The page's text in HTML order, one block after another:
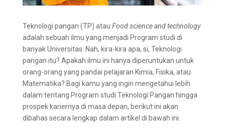
Teknologi pangan (TP) atau Food science and technology
adalah sebuah ilmu yang menjadi Program studi di
banyak Universitas. Nah, kira-kira apa, si, Teknologi
pangan itu? Apakah ilmu ini hanya diperuntukan untuk
orang-orang yang pandai pelajaran Kimia, Fisika, atau
Matematika? Bagi kamu yang ingin mengetahui lebih
dalam tentang Program studi Teknologi Pangan hingga
prospek kariernya di masa depan, berikut ini akan
dibahas secara lengkap dalam artikel di bawah ini.